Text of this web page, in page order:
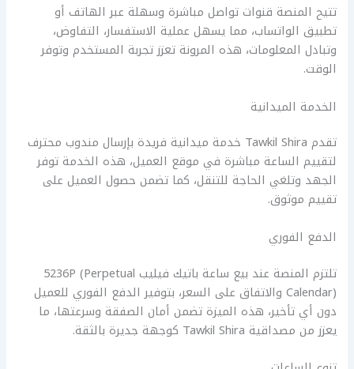
تتيح المنصة قنوات تواصل مباشرة وسهلة عبر الهاتف أو
تطبيق الواتساب، مما يسهل عملية الاستفسار، التفاوض،
وتبادل المعلومات، هذه المرونة تعزز تجربة المستخدم وتوفر
الوقت.
الخدمة الميدانية
تقدم Tawkil Shira خدمة ميدانية فريدة بإرسال مندوب محترف
لتقييم الساعة مباشرة في موقع العميل، هذه الخدمة توفر
الجهد وتلغي الحاجة للتنقل، كما تضمن حصول العميل على
تقييم موثوق.
الدفع الفوري
تلتزم المنصة عند بيع ساعة باتيك فيليب 5236P (Perpetual
Calendar) والاتفاق على السعر، بتوفير الدفع الفوري للعميل
دون أي تأخير، هذه الميزة تضمن أمان الصفقة وسرعتها، ما
يعزز من مصداقية Tawkil Shira كوجهة جديرة بالثقة.